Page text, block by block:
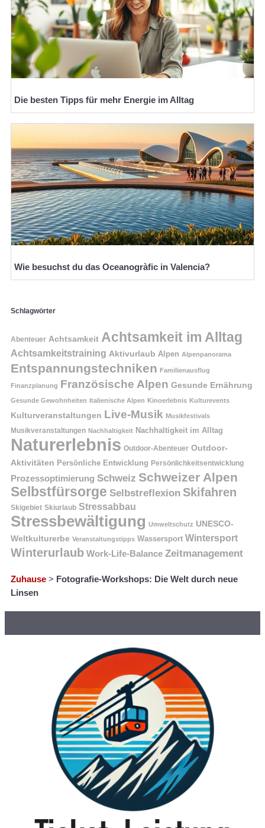
Die besten Tipps für mehr Energie im Alltag
Wie besuchst du das Oceanogràfic in Valencia?
Schlagwörter
Abenteuer Achtsamkeit Achtsamkeit im Alltag
Achtsamkeitstraining Aktivurlaub Alpen Alpenpanorama
Entspannungstechniken Familienausflug
Finanzplanung Französische Alpen Gesunde Ernährung
Gesunde Gewohnheiten Italienische Alpen Kinoerlebnis Kulturevents
Kulturveranstaltungen Live-Musik Musikfestivals
Musikveranstaltungen Nachhaltigkeit Nachhaltigkeit im Alltag
Naturerlebnis Outdoor-Abenteuer Outdoor-
Aktivitäten Persönliche Entwicklung Persönlichkeitsentwicklung
Prozessoptimierung Schweiz Schweizer Alpen
Selbstfürsorge Selbstreflexion Skifahren
Skigebiet Skiurlaub Stressabbau
Stressbewältigung Umweltschutz UNESCO-
Weltkulturerbe Veranstaltungstipps Wassersport Wintersport
Winterurlaub Work-Life-Balance Zeitmanagement
Zuhause > Fotografie-Workshops: Die Welt durch neue
Linsen